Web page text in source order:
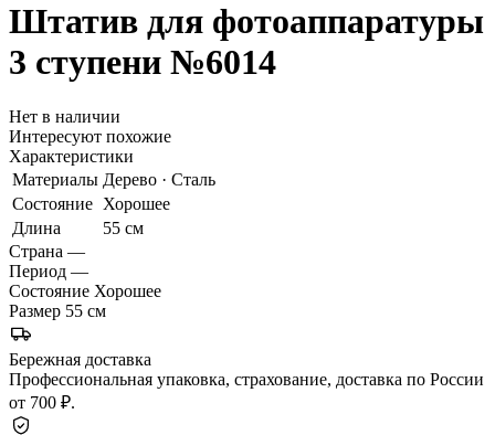
Штатив для фотоаппаратуры
3 ступени №6014
Нет в наличии
Интересуют похожие
Характеристики
Материалы Дерево · Сталь
Состояние Хорошее
Длина
55 см
Страна —
Период —
Состояние Хорошее
Размер 55 см
Бережная доставка
Профессиональная упаковка, страхование, доставка по России
от 700 ₽.